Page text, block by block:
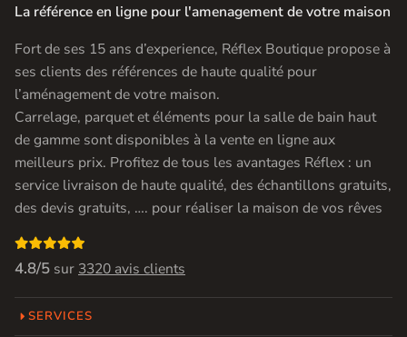
La référence en ligne pour l'amenagement de votre maison
Fort de ses 15 ans d’experience, Réflex Boutique propose à
ses clients des références de haute qualité pour
l’aménagement de votre maison.
Carrelage, parquet et éléments pour la salle de bain haut
de gamme sont disponibles à la vente en ligne aux
meilleurs prix. Profitez de tous les avantages Réflex : un
service livraison de haute qualité, des échantillons gratuits,
des devis gratuits, …. pour réaliser la maison de vos rêves

4.8/5 sur 3320 avis clients
SERVICES